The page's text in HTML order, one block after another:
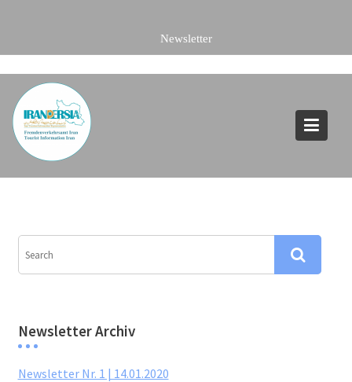
Newsletter Archiv
Newsletter Nr. 1 | 14.01.2020